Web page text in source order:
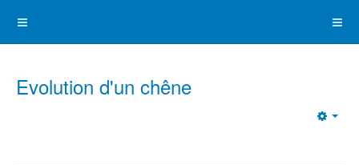
Evolution d'un chêne